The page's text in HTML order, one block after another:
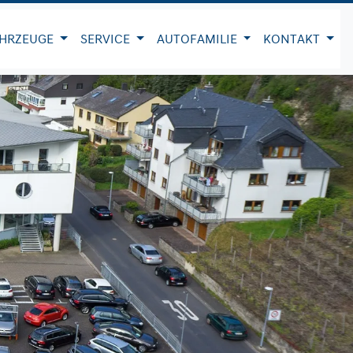
SERVICE AUTOFAMILIE KONTAKT